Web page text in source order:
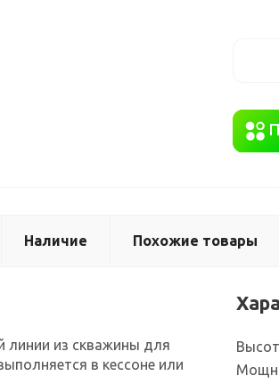
Наличие Похожие товары
линии из скважины для
в кессоне или